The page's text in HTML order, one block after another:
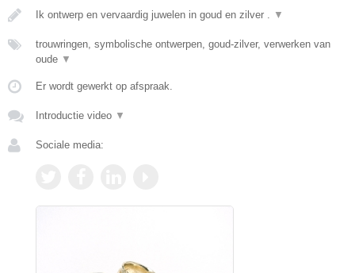
Ik ontwerp en vervaardig juwelen in goud en zilver . ▼
trouwringen, symbolische ontwerpen, goud-zilver, verwerken van
oude ▼
Er wordt gewerkt op afspraak.
Introductie video ▼
Sociale media: